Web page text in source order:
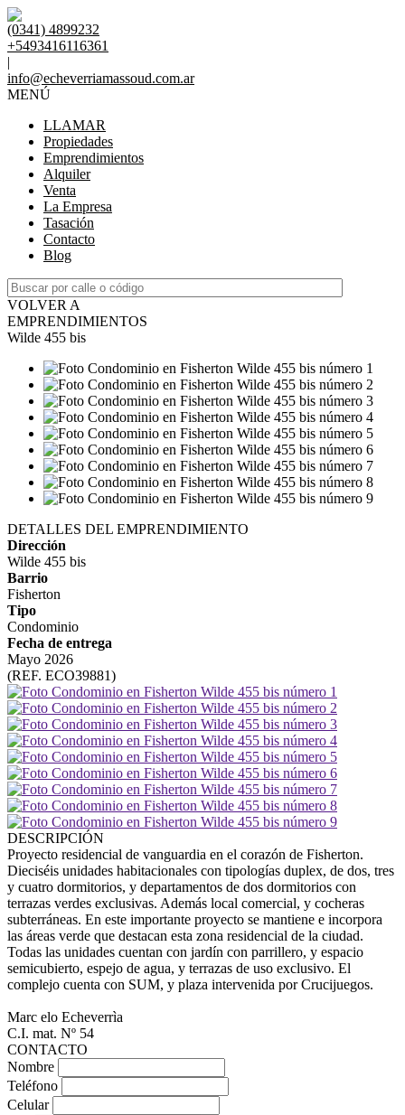
(0341) 4899232
+5493416116361
|
info@echeverriamassoud.com.ar
MENÚ
LLAMAR
Propiedades
Emprendimientos
Alquiler
Venta
La Empresa
Tasación
Contacto
Blog
VOLVER A
EMPRENDIMIENTOS
Wilde 455 bis
DETALLES DEL EMPRENDIMIENTO
Dirección
Wilde 455 bis
Barrio
Fisherton
Tipo
Condominio
Fecha de entrega
Mayo 2026
(REF. ECO39881)
DESCRIPCIÓN
Proyecto residencial de vanguardia en el corazón de Fisherton.
Dieciséis unidades habitacionales con tipologías duplex, de dos, tres
y cuatro dormitorios, y departamentos de dos dormitorios con
terrazas verdes exclusivas. Además local comercial, y cocheras
subterráneas. En este importante proyecto se mantiene e incorpora
las áreas verde que destacan esta zona residencial de la ciudad.
Todas las unidades cuentan con jardín con parrillero, y espacio
semicubierto, espejo de agua, y terrazas de uso exclusivo. El
complejo cuenta con SUM, y plaza intervenida por Crucijuegos.
Marc elo Echeverrìa
C.I. mat. Nº 54
CONTACTO
Nombre
Teléfono
Celular